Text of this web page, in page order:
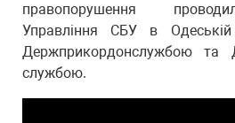
правопорушення
Управління СБУ в
Держприкордонслужбою
службою.